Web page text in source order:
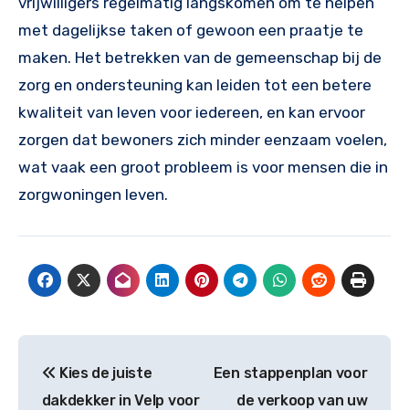
met dagelijkse taken of gewoon een praatje te
maken. Het betrekken van de gemeenschap bij de
zorg en ondersteuning kan leiden tot een betere
kwaliteit van leven voor iedereen, en kan ervoor
zorgen dat bewoners zich minder eenzaam voelen,
wat vaak een groot probleem is voor mensen die in
zorgwoningen leven.
navigation
Kies de juiste
dakdekker in Velp voor
Een stappenplan voor
de verkoop van uw